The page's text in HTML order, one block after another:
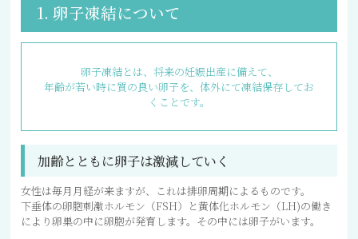
1. 卵子凍結について
卵子凍結とは、将来の妊娠出産に備えて、
年齢が若い時に質の良い卵子を、体外にて凍結保存してお
くことです。
加齢とともに卵子は激減していく
女性は毎月月経が来ますが、これは排卵周期によるものです。
下垂体の卵胞刺激ホルモン（FSH）と黄体化ホルモン（LH)の働き
により卵巣の中に卵胞が発育します。その中には卵子がいます。